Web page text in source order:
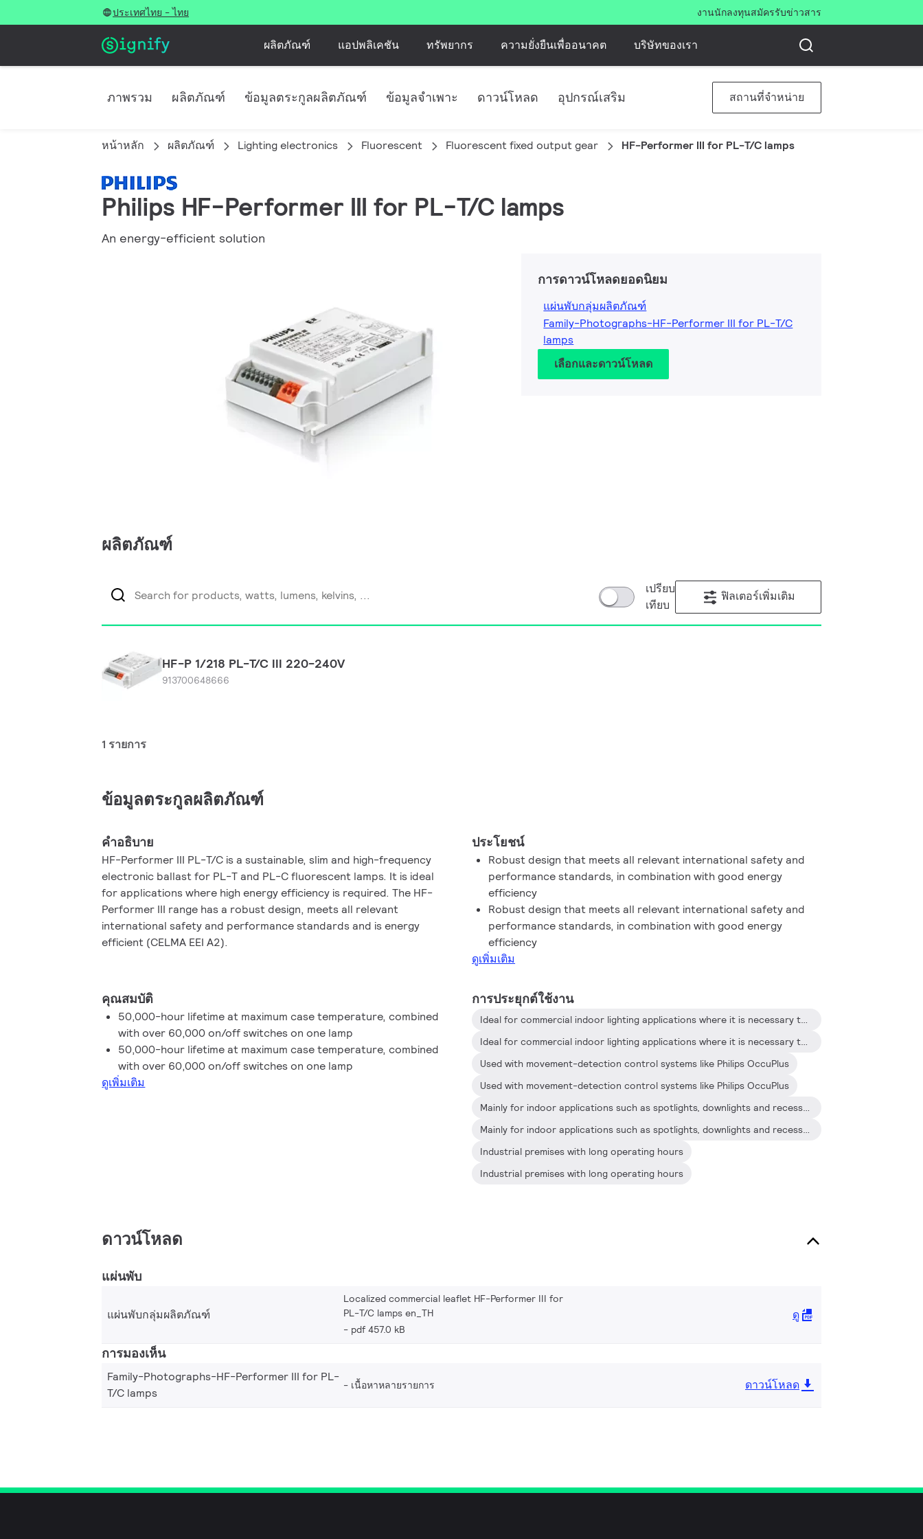
ประเทศไทย - ไทย งานนักลงทุนสมัครรับข่าวสาร
ผลิตภัณฑ์ แอปพลิเคชัน ทรัพยากร ความยั่งยืนเพื่ออนาคต บริษัทของเรา
ภาพรวม ผลิตภัณฑ์ ข้อมูลตระกูลผลิตภัณฑ์ ข้อมูลจำเพาะ ดาวน์โหลด อุปกรณ์เสริม สถานที่จำหน่าย
หน้าหลัก ผลิตภัณฑ์ Lighting electronics Fluorescent Fluorescent fixed output gear HF-Performer III for PL-T/C lamps
Philips HF-Performer III for PL-T/C lamps
An energy-efficient solution
การดาวน์โหลดยอดนิยม
แผ่นพับกลุ่มผลิตภัณฑ์
Family-Photographs-HF-Performer III for PL-T/C
lamps
เลือกและดาวน์โหลด
ผลิตภัณฑ์
เปรียบ
เทียบ
ฟิลเตอร์เพิ่มเติม
HF-P 1/218 PL-T/C III 220-240V
913700648666
1 รายการ
ข้อมูลตระกูลผลิตภัณฑ์
คำอธิบาย
HF-Performer III PL-T/C is a sustainable, slim and high-frequency
electronic ballast for PL-T and PL-C fluorescent lamps. It is ideal
for applications where high energy efficiency is required. The HF-
Performer III range has a robust design, meets all relevant
international safety and performance standards and is energy
efficient (CELMA EEI A2).
ประโยชน์
Robust design that meets all relevant international safety and
performance standards, in combination with good energy
efficiency
Robust design that meets all relevant international safety and
performance standards, in combination with good energy
efficiency
ดูเพิ่มเติม
คุณสมบัติ
50,000-hour lifetime at maximum case temperature, combined
with over 60,000 on/off switches on one lamp
50,000-hour lifetime at maximum case temperature, combined
with over 60,000 on/off switches on one lamp
ดูเพิ่มเติม
การประยุกต์ใช้งาน
Ideal for commercial indoor lighting applications where it is necessary to reduce the wattage per square meter or operating costs
Ideal for commercial indoor lighting applications where it is necessary to reduce the wattage per square meter or operating costs
Used with movement-detection control systems like Philips OccuPlus
Used with movement-detection control systems like Philips OccuPlus
Mainly for indoor applications such as spotlights, downlights and recessed fixtures used primarily in retail stores, office buildings, supermarkets, hotels and convenience stores
Mainly for indoor applications such as spotlights, downlights and recessed fixtures used primarily in retail stores, office buildings, supermarkets, hotels and convenience stores
Industrial premises with long operating hours
Industrial premises with long operating hours
ดาวน์โหลด
แผ่นพับ
แผ่นพับกลุ่มผลิตภัณฑ์
Localized commercial leaflet HF-Performer III for
PL-T/C lamps en_TH
pdf 457.0 kB
ดู
การมองเห็น
Family-Photographs-HF-Performer III for PL-
T/C lamps
เนื้อหาหลายรายการ ดาวน์โหลด